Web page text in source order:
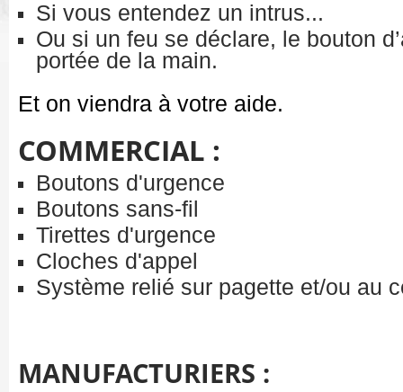
Si vous entendez un intrus...
Ou si un feu se déclare, le bouton
portée de la main.
Et on viendra à votre aide.
COMMERCIAL :
Boutons d'urgence
Boutons sans-fil
Tirettes d'urgence
Cloches d'appel
Système relié sur pagette et/ou au
MANUFACTURIERS :